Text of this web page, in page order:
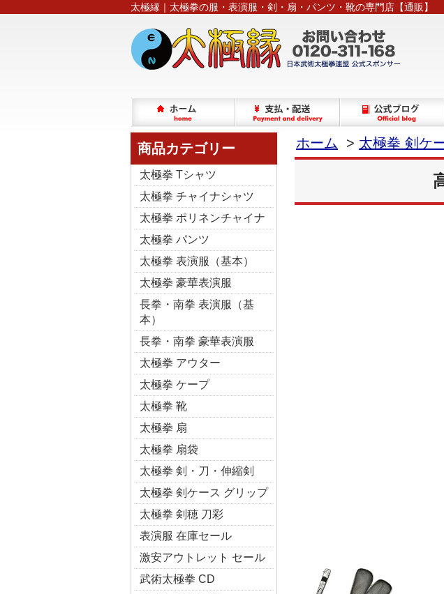
太極縁｜太極拳の服・表演服・剣・扇・パンツ・靴の専門店【通販】
商品カテゴリー
太極拳 Tシャツ
太極拳 チャイナシャツ
太極拳 ポリネンチャイナ
太極拳 パンツ
太極拳 表演服（基本）
太極拳 豪華表演服
長拳・南拳 表演服（基
本）
長拳・南拳 豪華表演服
太極拳 アウター
太極拳 ケープ
太極拳 靴
太極拳 扇
太極拳 扇袋
太極拳 剣・刀・伸縮剣
太極拳 剣ケース グリップ
太極拳 剣穂 刀彩
表演服 在庫セール
激安アウトレット セール
武術太極拳 CD
ホーム > 太極拳 剣ケ